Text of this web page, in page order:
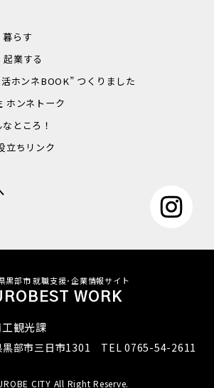
らす
業する
ホンネBOOK” つくりました
ホンネトーク
ところ！
立ちリンク
黒部市 就職支援･企業情報サイト
WORK
工観光課
黒部市三日市1301 TEL 0765-54-2611
CITY All Right Reserve.